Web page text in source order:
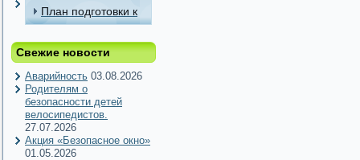
План подготовки к
периоду
Свежие новости
Аварийность 03.08.2026
Родителям о
безопасности детей
велосипедистов.
27.07.2026
Акция «Безопасное окно»
01.05.2026